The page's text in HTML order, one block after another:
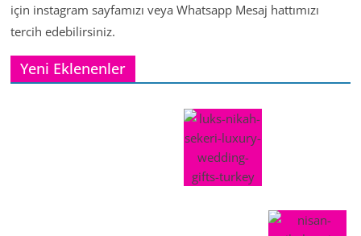
için instagram sayfamızı veya Whatsapp Mesaj hattımızı
tercih edebilirsiniz.
Yeni Eklenenler